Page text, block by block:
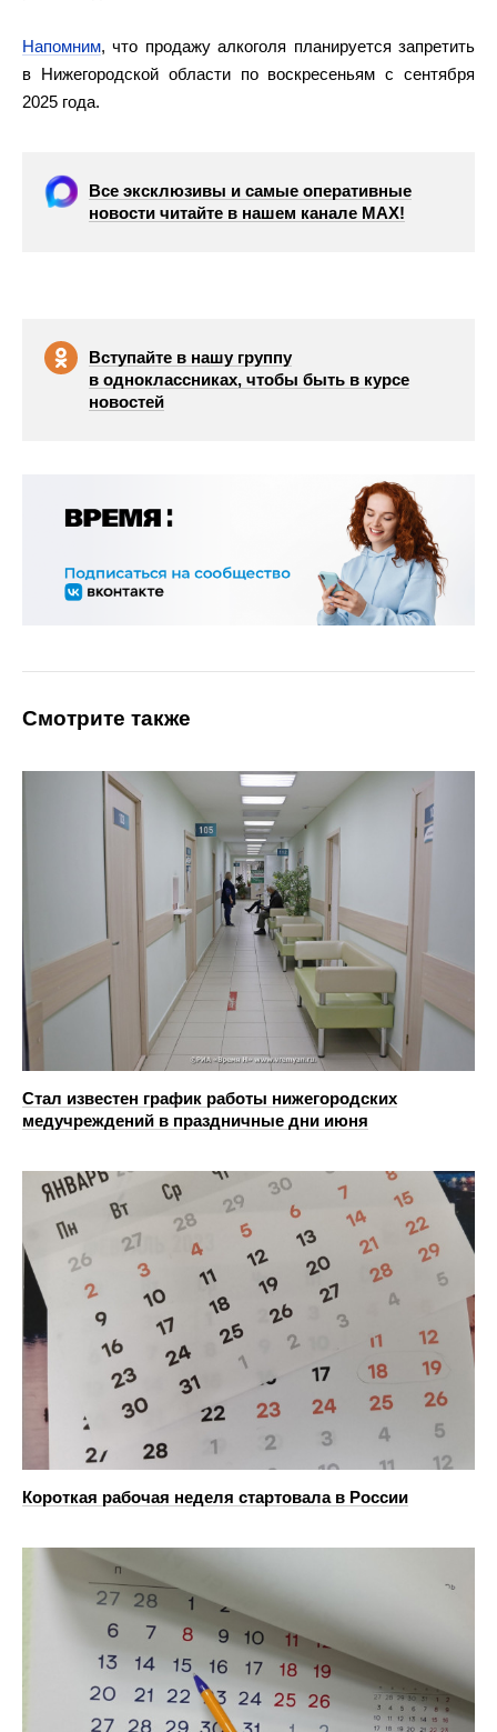
Напомним, что продажу алкоголя планируется запретить
в Нижегородской области по воскресеньям с сентября
2025 года.
Все эксклюзивы и самые оперативные
новости читайте в нашем канале МАХ!
Вступайте в нашу группу
в одноклассниках, чтобы быть в курсе
новостей
Смотрите также
Стал известен график работы нижегородских
медучреждений в праздничные дни июня
Короткая рабочая неделя стартовала в России